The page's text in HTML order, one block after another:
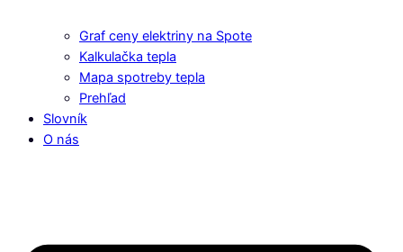
Graf ceny elektriny na Spote
Kalkulačka tepla
Mapa spotreby tepla
Prehľad
Slovník
O nás